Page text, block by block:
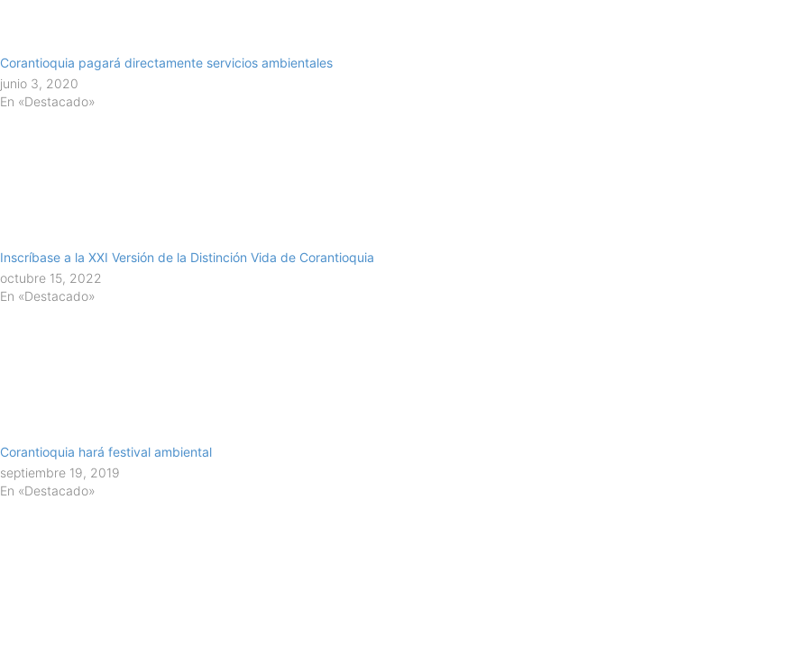
Corantioquia pagará directamente servicios ambientales
junio 3, 2020
En «Destacado»
Inscríbase a la XXI Versión de la Distinción Vida de Corantioquia
octubre 15, 2022
En «Destacado»
Corantioquia hará festival ambiental
septiembre 19, 2019
En «Destacado»